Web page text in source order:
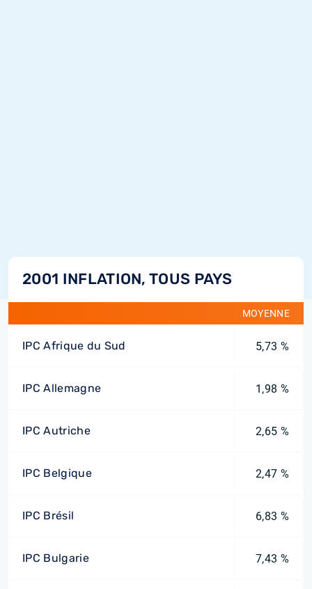
2001 INFLATION, TOUS PAYS
MOYENNE
IPC Afrique du Sud 5,73 %
IPC Allemagne 1,98 %
IPC Autriche 2,65 %
IPC Belgique 2,47 %
IPC Brésil 6,83 %
IPC Bulgarie 7,43 %